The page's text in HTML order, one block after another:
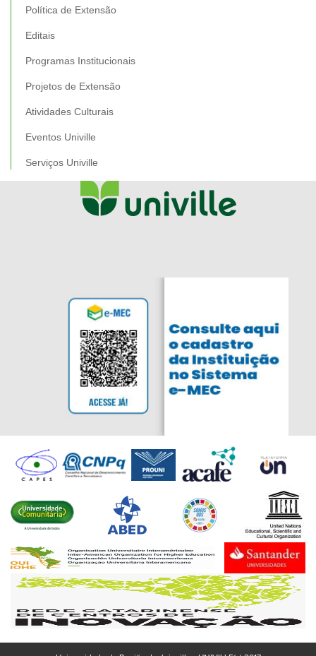
Política de Extensão
Editais
Programas Institucionais
Projetos de Extensão
Atividades Culturais
Eventos Univille
Serviços Univille